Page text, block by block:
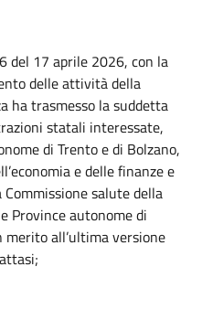
del 17 aprile 2026, con la
delle attività della
ha trasmesso la suddetta
statali interessate,
di Trento e di Bolzano,
e delle finanze e
salute della
Province autonome di
all’ultima versione